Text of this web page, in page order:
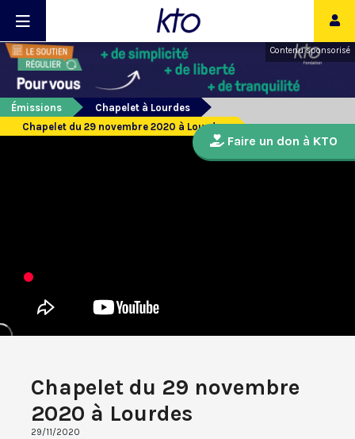
Contenu sponsorisé
Émissions
Chapelet à Lourdes
Chapelet du 29 novembre 2020 à Lourdes
Chapelet du 29 novembre
2020 à Lourdes
29/11/2020
Faire un don à KTO